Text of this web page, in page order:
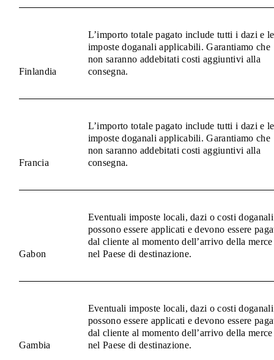
Finlandia
L’importo totale pagato include tutti i dazi e le
imposte doganali applicabili. Garantiamo che
non saranno addebitati costi aggiuntivi alla
consegna.
Francia
L’importo totale pagato include tutti i dazi e le
imposte doganali applicabili. Garantiamo che
non saranno addebitati costi aggiuntivi alla
consegna.
Gabon
Eventuali imposte locali, dazi o costi doganali
possono essere applicati e devono essere
dal cliente al momento dell’arrivo della merce
nel Paese di destinazione.
Gambia
Eventuali imposte locali, dazi o costi doganali
possono essere applicati e devono essere
dal cliente al momento dell’arrivo della merce
nel Paese di destinazione.